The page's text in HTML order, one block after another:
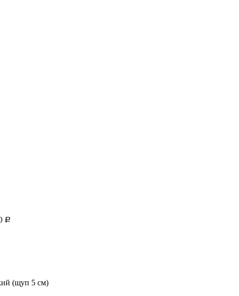
Р
(щуп 5 см)